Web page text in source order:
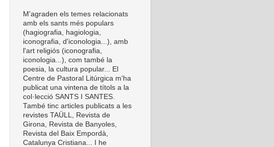
M'agraden els temes relacionats
amb els sants més populars
(hagiografia, hagiologia,
iconografia, d'iconologia...), amb
l'art religiós (iconografia,
iconologia...), com també la
poesia, la cultura popular... El
Centre de Pastoral Litúrgica m'ha
publicat una vintena de títols a la
col·lecció SANTS I SANTES.
També tinc articles publicats a les
revistes TAÜLL, Revista de
Girona, Revista de Banyoles,
Revista del Baix Empordà,
Catalunya Cristiana... I he